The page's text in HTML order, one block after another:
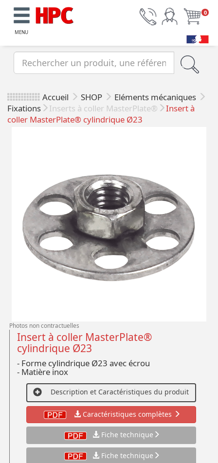
MENU
0
Accueil SHOP
Eléments mécaniques
Fixations
Inserts à coller MasterPlate®
Insert à
coller MasterPlate® cylindrique Ø23
Photos non contractuelles
Insert à coller MasterPlate®
cylindrique Ø23
- Forme cylindrique Ø23 avec écrou
- Matière inox
Description et Caractéristiques du produit
Caractéristiques complètes
Fiche technique
Fiche technique